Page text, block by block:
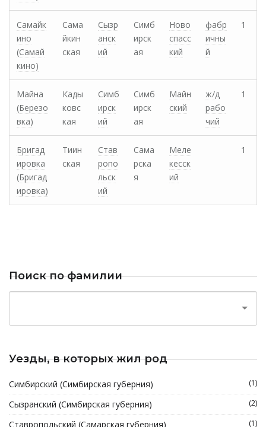
Самайк
ино
(Самай
кино)
Сама
йкин
ская
Сызр
анск
ий
Симб
ирск
ая
Ново
спасс
кий
фабр
ичны
й
1
Майна
(Березо
вка)
Кады
ковс
кая
Симб
ирск
ий
Симб
ирск
ая
Майн
ский
ж/д
рабо
чий
1
Бригад
ировка
(Бригад
ировка)
Тиин
ская
Став
ропо
льск
ий
Сама
рска
я
Меле
кесск
ий
1
Поиск по фамилии
Уезды, в которых жил род
Симбирский (Симбирская губерния) (1)
Сызранский (Симбирская губерния) (2)
Ставропольский (Самарская губерния) (1)